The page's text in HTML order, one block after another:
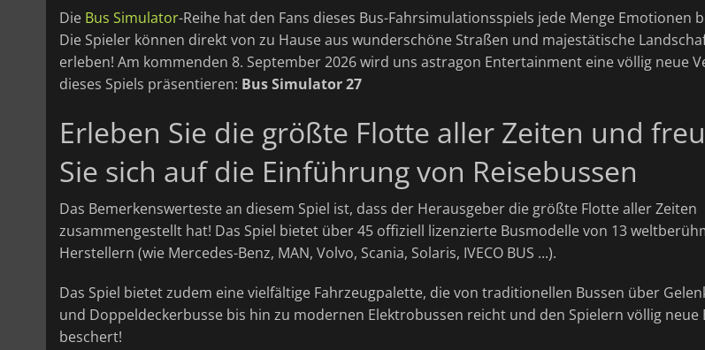
Die Bus Simulator-Reihe hat den Fans dieses Bus-Fahrsimulationsspiels jede Menge Emotionen
Die Spieler können direkt von zu Hause aus wunderschöne Straßen und majestätische
erleben! Am kommenden 8. September 2026 wird uns astragon Entertainment eine völlig neue
dieses Spiels präsentieren: Bus Simulator 27
Erleben Sie die größte Flotte aller Zeiten und
Sie sich auf die Einführung von Reisebussen
Das Bemerkenswerteste an diesem Spiel ist, dass der Herausgeber die größte Flotte aller Zeiten
zusammengestellt hat! Das Spiel bietet über 45 offiziell lizenzierte Busmodelle von 13
Herstellern (wie Mercedes-Benz, MAN, Volvo, Scania, Solaris, IVECO BUS ...).
Das Spiel bietet zudem eine vielfältige Fahrzeugpalette, die von traditionellen Bussen über
und Doppeldeckerbusse bis hin zu modernen Elektrobussen reicht und den Spielern völlig neue
beschert!